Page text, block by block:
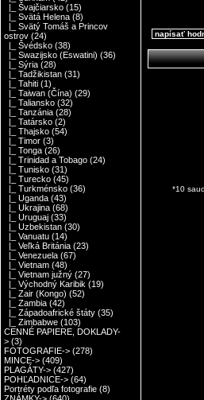
|_ Švajčiarsko (15)
|_ Svätá Helena (8)
|_ Svätý Tomáš a Princov
ostrov (24)
|_ Švédsko (38)
|_ Swazijsko (Eswatini) (36)
|_ Sýria (28)
|_ Tadžikistan (31)
|_ Tahiti (1)
|_ Taiwan (Čína) (29)
|_ Taliansko (32)
|_ Tanzánia (28)
|_ Tatársko (2)
|_ Thajsko (54)
|_ Timor (3)
|_ Tonga (26)
|_ Trinidad a Tobago (24)
|_ Tunisko (31)
|_ Turecko (45)
|_ Turkménsko (36)
|_ Uganda (43)
|_ Ukrajina (68)
|_ Uruguaj (33)
|_ Uzbekistan (30)
|_ Vanuatu (14)
|_ Veľká Británia (23)
|_ Venezuela (67)
|_ Vietnam (48)
|_ Vietnam južný (27)
|_ Východný Karibik (19)
|_ Zair (Kongo) (52)
|_ Zambia (42)
|_ Západoafrické štáty (35)
|_ Zimbabwe (103)
CENNÉ PAPIERE, DOKLADY-
> (3)
FOTOGRAFIE-> (278)
MINCE-> (409)
PLAGÁTY-> (427)
POHĽADNICE-> (64)
Portréty podľa fotografie (8)
napísať
*10